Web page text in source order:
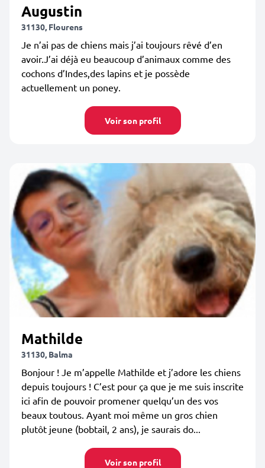
Augustin
31130, Flourens
Je n’ai pas de chiens mais j’ai toujours rêvé d’en
avoir.J’ai déjà eu beaucoup d’animaux comme des
cochons d’Indes,des lapins et je possède
actuellement un poney.
Voir son profil
Mathilde
31130, Balma
Bonjour ! Je m’appelle Mathilde et j’adore les chiens
depuis toujours ! C’est pour ça que je me suis inscrite
ici afin de pouvoir promener quelqu’un des vos
beaux toutous. Ayant moi même un gros chien
plutôt jeune (bobtail, 2 ans), je saurais do...
Voir son profil